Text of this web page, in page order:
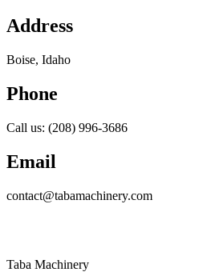
Address
Boise, Idaho
Phone
Call us: (208) 996-3686
Email
contact@tabamachinery.com
Taba Machinery